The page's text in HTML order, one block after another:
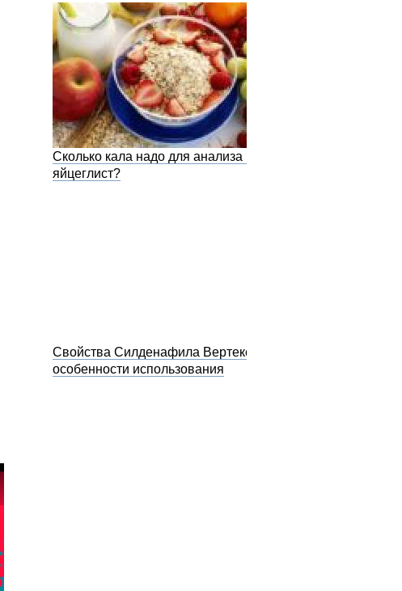
Сколько кала надо для анализа на
яйцеглист?
Свойства Силденафила Вертекс и
особенности использования